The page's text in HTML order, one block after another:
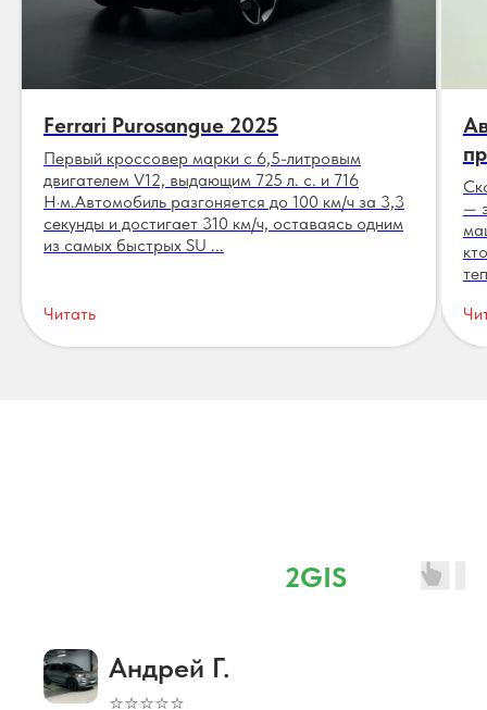
Ferrari Purosangue 2025
Первый кроссовер марки с 6,5-литровым
двигателем V12, выдающим 725 л. с. и 716
Н·м.Автомобиль разгоняется до 100 км/ч за 3,3
секунды и достигает 310 км/ч, оставаясь одним
из самых быстрых SU ...
Читать
—
2GIS
Андрей Г.
⭐⭐⭐⭐⭐